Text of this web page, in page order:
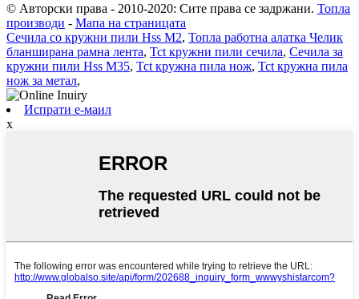
© Авторски права - 2010-2020: Сите права се задржани. Топла
производи - Мапа на страницата
Сечила со кружни пили Hss M2, Топла работна алатка Челик
бланширана рамна лента, Tct кружни пили сечила, Сечила за
кружни пили Hss M35, Tct кружна пила нож, Tct кружна пила
нож за метал,
Испрати е-маил
x